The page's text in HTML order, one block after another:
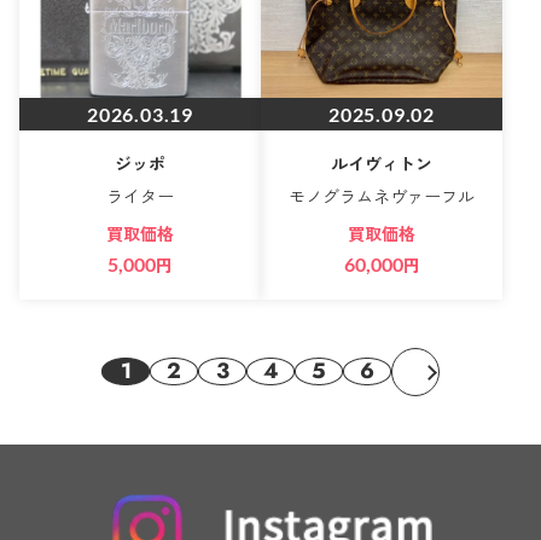
2026.03.19
ジッポ
ライター
買取価格
5,000円
2025.09.02
ルイヴィトン
モノグラムネヴァーフル
買取価格
60,000円
1 2 3 4 5 6